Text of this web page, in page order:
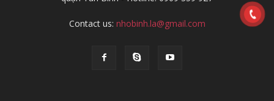
Contact us: nhobinh.la@gmail.com